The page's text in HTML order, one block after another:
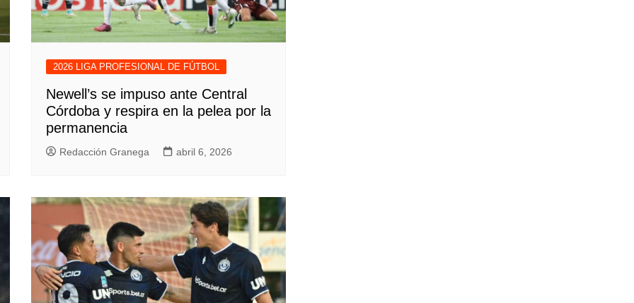
2026 LIGA PROFESIONAL DE FÚTBOL
Newell’s se impuso ante Central
Córdoba y respira en la pelea por la
permanencia
Redacción Granega abril 6, 2026